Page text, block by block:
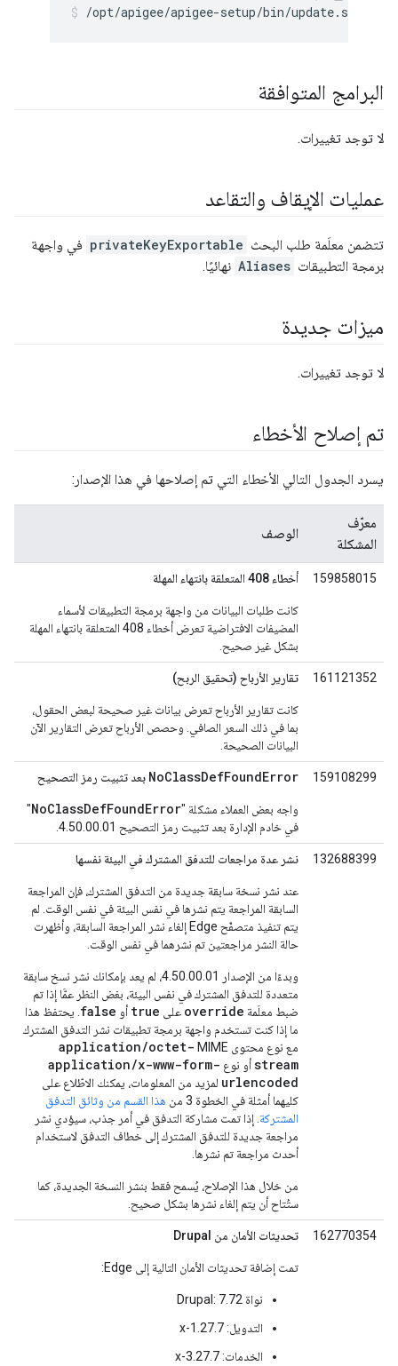
/opt/apigee/apigee-setup/bin/update.sh -c
البرامج المتوافقة
لا توجد تغييرات.
عمليات الإيقاف والتقاعد
تتضمن معلَمة طلب البحث privateKeyExportable في واجهة
برمجة التطبيقات Aliases نهائيًا.
ميزات جديدة
لا توجد تغييرات.
تم إصلاح الأخطاء
يسرد الجدول التالي الأخطاء التي تم إصلاحها في هذا الإصدار:
معرّف
المشكلة
الوصف
159858015 أخطاء 408 المتعلقة بانتهاء المهلة
كانت طلبات البيانات من واجهة برمجة التطبيقات لأسماء
المضيفات الافتراضية تعرض أخطاء 408 المتعلقة بانتهاء المهلة
بشكل غير صحيح.
161121352 تقارير الأرباح (تحقيق الربح)
كانت تقارير الأرباح تعرض بيانات غير صحيحة لبعض الحقول،
بما في ذلك السعر الصافي. وحصص الأرباح تعرض التقارير الآن
البيانات الصحيحة.
159108299
NoClassDefFoundError بعد تثبيت رمز التصحيح
واجه بعض العملاء مشكلة "NoClassDefFoundError
"
في خادم الإدارة بعد تثبيت رمز التصحيح 4.50.00.01.
132688399 نشر عدة مراجعات للتدفق المشترك في البيئة نفسها
عند نشر نسخة سابقة جديدة من التدفق المشترك، فإن المراجعة
السابقة المراجعة يتم نشرها في نفس البيئة في نفس الوقت. لم
يتم تنفيذ متصفّح Edge إلغاء نشر المراجعة السابقة، وأظهرت
حالة النشر مراجعتين تم نشرهما في نفس الوقت.
وبدءًا من الإصدار 4.50.00.01، لم يعد بإمكانك نشر نسخ سابقة
متعددة للتدفق المشترك في نفس البيئة، بغض النظر عمَّا إذا تم
ضبط معلَمة override على true أو false . يحتفظ هذا
ما إذا كنت تستخدم واجهة برمجة تطبيقات نشر التدفق المشترك
مع نوع محتوى MIME
application/octet-
streamأو نوع application/x-www-form-
urlencoded لمزيد من المعلومات، يمكنك الاطّلاع على
كليهما أمثلة في الخطوة 3 من
هذا القسم من وثائق التدفق
المشتركة . إذا تمت مشاركة التدفق في أمر جذب، سيؤدي نشر
مراجعة جديدة للتدفق المشترك إلى خطاف التدفق لاستخدام
أحدث مراجعة تم نشرها.
من خلال هذا الإصلاح، يُسمح فقط بنشر النسخة الجديدة، كما
ستُتاح أن يتم إلغاء نشرها بشكل صحيح.
162770354 تحديثات الأمان من Drupal
تمت إضافة تحديثات الأمان التالية إلى Edge:
نواة Drupal: 7.72
التدويل: 7.x-1.27
الخدمات: 7.x-3.27